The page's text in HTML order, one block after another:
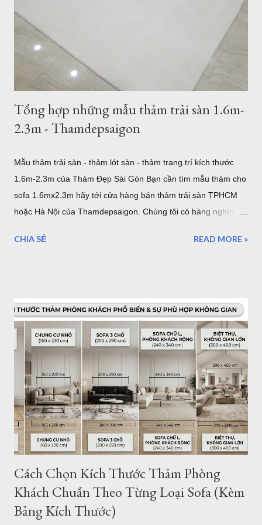
TPHCM Thảm Sợi Ngắn Quận 7 I0001 Mẫu thảm hiện đại
Thảm Sợi Ngắn I0002 Thảm Lót sàn quận 7 I0003 Thảm trải
sàn quận 7 I0006 Thảm lót sàn bán tại quận 7 I0016 5 mẫu
thảm lông xù bán t...
Tổng hợp những mẫu thảm trải sàn 1.6m-
2.3m - Thamdepsaigon
Mẫu thảm trải sàn - thảm lót sàn - thảm trang trí kích thước
1.6m-2.3m của Thảm Đẹp Sài Gòn Bạn cần tìm mẫu thảm cho
sofa 1.6mx2.3m hãy tới cửa hàng bán thảm trải sàn TPHCM
hoặc Hà Nội của Thamdepsaigon. Chúng tôi có hàng nghìn
phòng khách, phòng ngủ, phòng ăn... mẫu thảm cho sofa
Giao hàng - Thanh toán - Bảo Hành.. Địa chỉ mua thảm trải
sàn ở TPHCM - Hà Nội Giới thiệu thảm trải sàn - thảm trang trí
của Thảm Đẹp. Thảm Đẹp Sài Gòn là đơn vị phân phối thảm
Thổ Nhĩ Kỳ với kho hàng - cửa hàng thảm ở TPHCM và Hà
Nội. Với hơn ngàn mẫu thảm trang trí phòng khách, phòng
ngủ... Kích thước, tiêu chuẩn của Châu Âu. Toàn bộ sản phẩm
được đặt hàng theo yêu cầu của chúng tôi và nhập khẩu trực
tiếp về Việt Nam. Vì vậy bạn có thể tìm thấy cho mình một
mẫu...
CHIA SẺ READ MORE »
Cách Chọn Kích Thước Thảm Phòng
Khách Chuẩn Theo Từng Loại Sofa (Kèm
Bảng Kích Thước)